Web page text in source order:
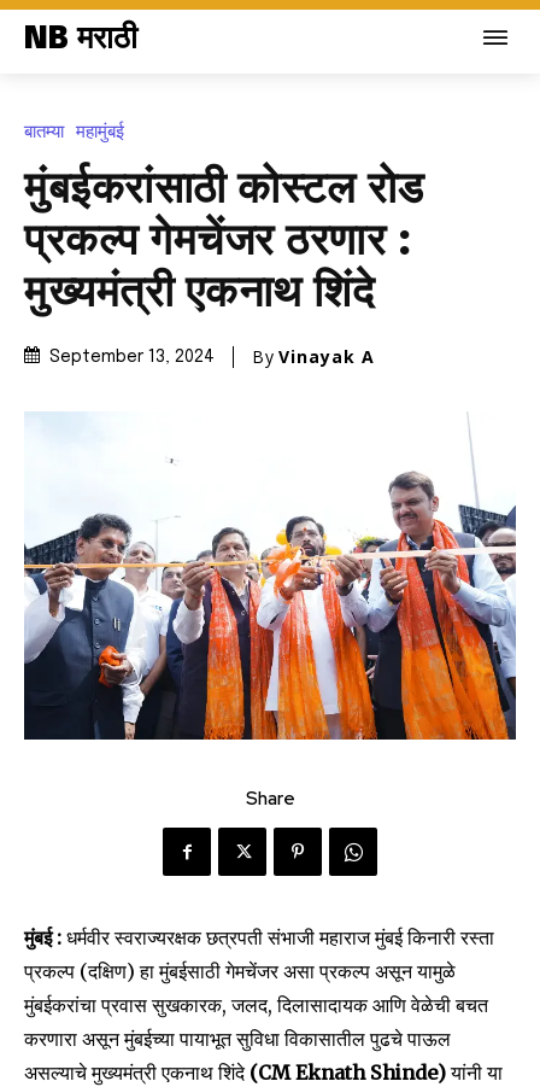
NB मराठी
बातम्या महामुंबई
मुंबईकरांसाठी कोस्टल रोड
प्रकल्प गेमचेंजर ठरणार :
मुख्यमंत्री एकनाथ शिंदे
September 13, 2024 By Vinayak A
Share
मुंबई : धर्मवीर स्वराज्यरक्षक छत्रपती संभाजी महाराज मुंबई किनारी रस्ता
प्रकल्प (दक्षिण) हा मुंबईसाठी गेमचेंजर असा प्रकल्प असून यामुळे
मुंबईकरांचा प्रवास सुखकारक, जलद, दिलासादायक आणि वेळेची बचत
करणारा असून मुंबईच्या पायाभूत सुविधा विकासातील पुढचे पाऊल
असल्याचे मुख्यमंत्री एकनाथ शिंदे (CM Eknath Shinde)यांनी या